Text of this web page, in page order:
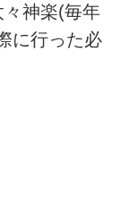
神楽(毎年
に行った必